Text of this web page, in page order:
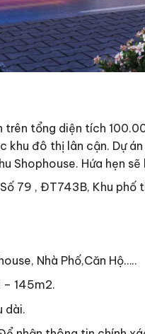
tổng diện tích
khu đô thị lân cận. Dự
Shophouse. Hứa hẹn
79 , ĐT743B, Khu phố
Nhà Phố,Căn Hộ…..
– 145m2.
dài.